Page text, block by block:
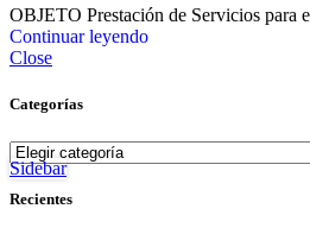
OBJETO Prestación de Servicios para
Continuar leyendo
Close
Categorías
Recientes
Sidebar